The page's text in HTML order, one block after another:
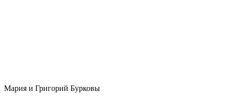
Мария и Григорий Бурковы